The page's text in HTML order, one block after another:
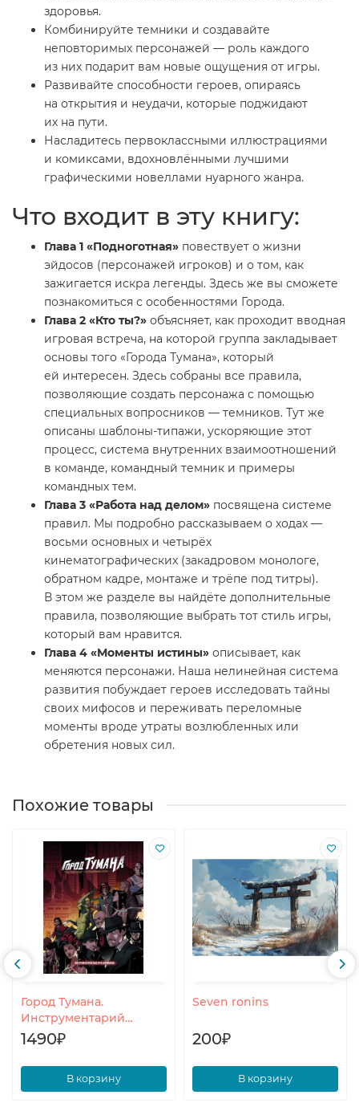
здоровья.
Комбинируйте темники и создавайте
неповторимых персонажей — роль каждого
из них подарит вам новые ощущения от игры.
Развивайте способности героев, опираясь
на открытия и неудачи, которые поджидают
их на пути.
Насладитесь первоклассными иллюстрациями
и комиксами, вдохновлёнными лучшими
графическими новеллами нуарного жанра.
Что входит в эту книгу:
Глава 1 «Подноготная» повествует о жизни
эйдосов (персонажей игроков) и о том, как
зажигается искра легенды. Здесь же вы сможете
познакомиться с особенностями Города.
Глава 2 «Кто ты?» объясняет, как проходит вводная
игровая встреча, на которой группа закладывает
основы того «Города Тумана», который
ей интересен. Здесь собраны все правила,
позволяющие создать персонажа с помощью
специальных вопросников — темников. Тут же
описаны шаблоны-типажи, ускоряющие этот
процесс, система внутренних взаимоотношений
в команде, командный темник и примеры
командных тем.
Глава 3 «Работа над делом» посвящена системе
правил. Мы подробно рассказываем о ходах —
восьми основных и четырёх
кинематографических (закадровом монологе,
обратном кадре, монтаже и трёпе под титры).
В этом же разделе вы найдёте дополнительные
правила, позволяющие выбрать тот стиль игры,
который вам нравится.
Глава 4 «Моменты истины» описывает, как
меняются персонажи. Наша нелинейная система
развития побуждает героев исследовать тайны
своих мифосов и переживать переломные
моменты вроде утраты возлюбленных или
обретения новых сил.
Похожие товары
Город Тумана.
Инструментарий
мастера церемоний
1490₽
В корзину
Seven ronins
200₽
В корзину